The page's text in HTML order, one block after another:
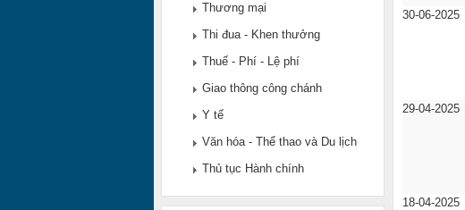
Thương mại
Thi đua - Khen thưởng
Thuế - Phí - Lệ phí
Giao thông công chánh
Y tế
Văn hóa - Thể thao và Du lịch
Thủ tục Hành chính
30-06-2025
29-04-2025
18-04-2025